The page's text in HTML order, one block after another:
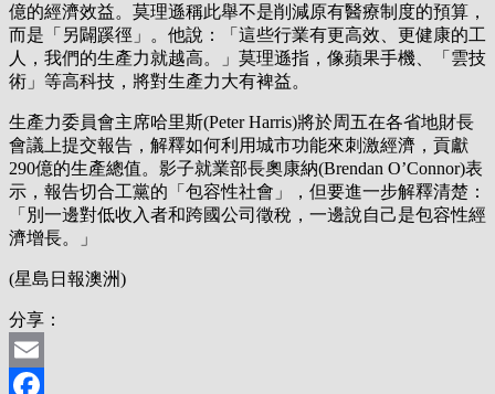
億的經濟效益。莫理遜稱此舉不是削減原有醫療制度的預算，
而是「另闢蹊徑」。他說：「這些行業有更高效、更健康的工
人，我們的生產力就越高。」莫理遜指，像蘋果手機、「雲技
術」等高科技，將對生產力大有裨益。
生產力委員會主席哈里斯(Peter Harris)將於周五在各省地財長
會議上提交報告，解釋如何利用城市功能來刺激經濟，貢獻
290億的生產總值。影子就業部長奧康納(Brendan O’Connor)表
示，報告切合工黨的「包容性社會」，但要進一步解釋清楚：
「別一邊對低收入者和跨國公司徵稅，一邊說自己是包容性經
濟增長。」
(星島日報澳洲)
分享：
Email